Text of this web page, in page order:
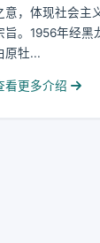
意，体现社会主
旨。1956年经黑
原牡...
看更多介绍